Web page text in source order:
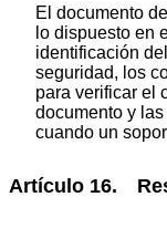
El documento
lo dispuesto en
identificación
seguridad, los
para verificar el
documento y
cuando un
Artículo 16.